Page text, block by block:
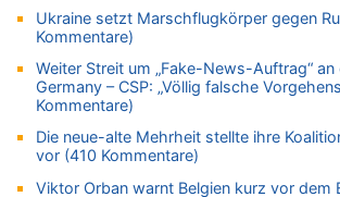
07.08.2026 - 15:06 von Wolfgang2 zu
07.08.2026 - 14:35 von Vorfahrt zu
In Belgien missachten zwei von drei
Tempolimit in 30er-Zonen – Untersuchung
07.08.2026 - 14:33 von Ostbelgien Direkt zu
Offiziell: Van Bommel wird Belgiens
Ukraine setzt Marschflugkörper gegen
Kommentare)
Weiter Streit um „Fake-News-Auftrag“ an
Germany – CSP: „Völlig falsche
Kommentare)
Die neue-alte Mehrheit stellte ihre
vor (410 Kommentare)
Viktor Orban warnt Belgien kurz vor dem